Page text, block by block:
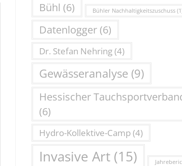
Bühl (6) Bühler Nachhaltigkeitszuschuss
Datenlogger (6)
Dr. Stefan Nehring(4)
Gewässeranalyse (9)
Hessischer
(6)
Hydro-Kollektive-Camp(4)
Invasive Art (15)